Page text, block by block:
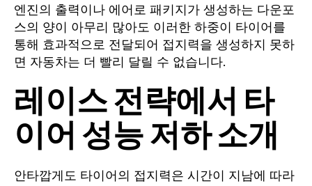
엔진의 출력이나 에어로 패키지가 생성하는 다운포
스의 양이 아무리 많아도 이러한 하중이 타이어를
통해 효과적으로 전달되어 접지력을 생성하지 못하
면 자동차는 더 빨리 달릴 수 없습니다.
레이스 전략에서 타
이어 성능 저하 소개
안타깝게도 타이어의 접지력은 시간이 지남에 따라